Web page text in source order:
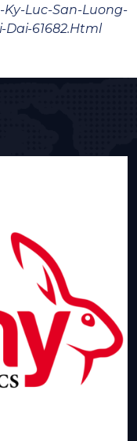
Luc-San-Luong-
Dai-61682.html